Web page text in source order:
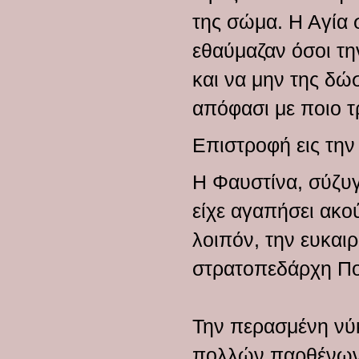
της σώμα. Η Αγία
εθαύμαζαν όσοι
και να μην της
απόφασι με ποιο
Επιστροφή εις
Η Φαυστίνα,
είχε αγαπήσει
λοιπόν, την
στρατοπεδάρχη
Την περασμένη